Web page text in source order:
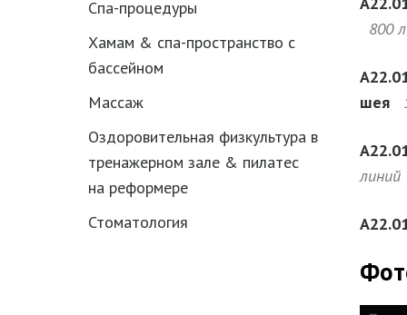
800
шея
линий
Спа-процедуры
Хамам & спа-пространство с
бассейном
Массаж
Оздоровительная физкультура в
тренажерном зале & пилатес
на реформере
Стоматология